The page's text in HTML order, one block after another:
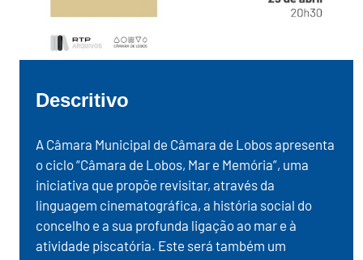
Descritivo
A Câmara Municipal de Câmara de Lobos apresenta
o ciclo “Câmara de Lobos, Mar e Memória”, uma
iniciativa que propõe revisitar, através da
linguagem cinematográfica, a história social do
concelho e a sua profunda ligação ao mar e à
atividade piscatória. Este será também um